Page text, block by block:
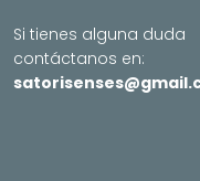
Si tienes alguna duda
contáctanos en: